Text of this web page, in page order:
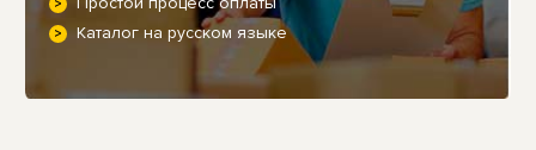
Каталог на русском языке